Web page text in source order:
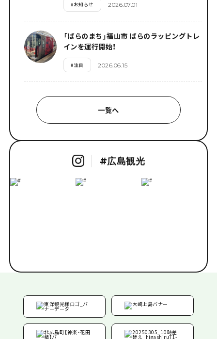
#お知らせ 2026.07.01
「ばらのまち」福山市 ばらのラッピングトレ
インを運行開始！
#注目 2026.06.15
一覧へ
#広島観光